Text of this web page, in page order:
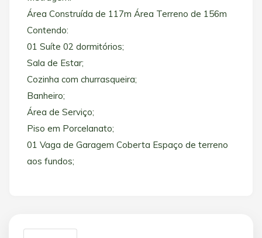
Área Construída de 117m Área Terreno de 156m
Contendo:
01 Suíte 02 dormitórios;
Sala de Estar;
Cozinha com churrasqueira;
Banheiro;
Área de Serviço;
Piso em Porcelanato;
01 Vaga de Garagem Coberta Espaço de terreno
aos fundos;